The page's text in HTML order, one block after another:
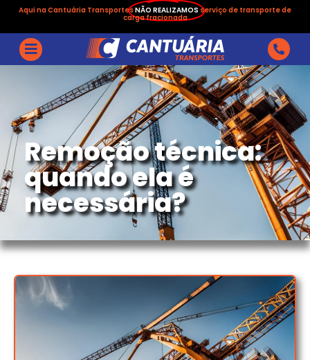
Aqui na Cantuária TransportesNÃO REALIZAMOS serviço de transporte de
carga fracionada
Remoção técnica:
quando ela é
necessária?